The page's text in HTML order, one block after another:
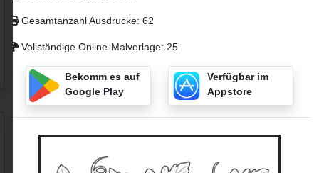
Gesamtanzahl Ausdrucke: 62
Vollständige Online-Malvorlage: 25
Bekomm es auf
Google Play
Verfügbar im
Appstore